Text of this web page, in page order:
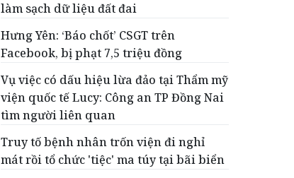
làm sạch dữ liệu đất đai
Hưng Yên: ‘Báo chốt’ CSGT trên
Facebook, bị phạt 7,5 triệu đồng
Vụ việc có dấu hiệu lừa đảo tại Thẩm mỹ
viện quốc tế Lucy: Công an TP Đồng Nai
tìm người liên quan
Truy tố bệnh nhân trốn viện đi nghỉ
mát rồi tổ chức 'tiệc' ma túy tại bãi biển